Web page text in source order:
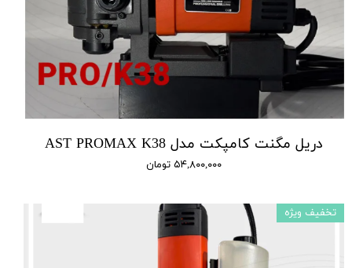
دریل مگنت کامپکت مدل AST PROMAX K38
۵۴,۸۰۰,۰۰۰ تومان
تخفیف ویژه